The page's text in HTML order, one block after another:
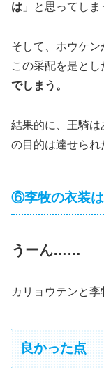
は 」と思ってしま
そして、ホウケン
この采配を是とし
でしまう。
結果的に、王騎
の目的は達せられ
⑥李牧の衣装
うーん……
カリョウテンと李
良かった点